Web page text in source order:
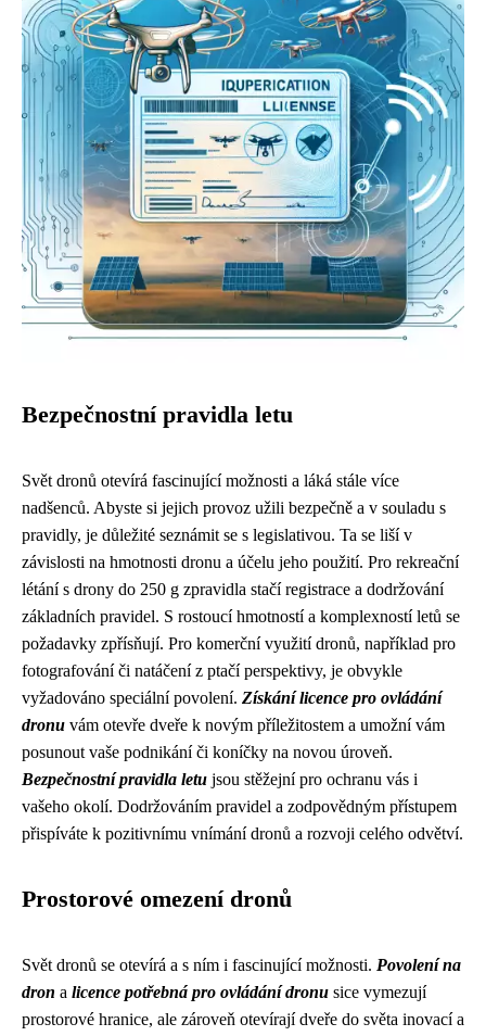
Bezpečnostní pravidla letu
Svět dronů otevírá fascinující možnosti a láká stále více
nadšenců. Abyste si jejich provoz užili bezpečně a v souladu s
pravidly, je důležité seznámit se s legislativou. Ta se liší v
závislosti na hmotnosti dronu a účelu jeho použití. Pro rekreační
létání s drony do 250 g zpravidla stačí registrace a dodržování
základních pravidel. S rostoucí hmotností a komplexností letů se
požadavky zpřísňují. Pro komerční využití dronů, například pro
fotografování či natáčení z ptačí perspektivy, je obvykle
vyžadováno speciální povolení. Získání licence pro ovládání
dronu vám otevře dveře k novým příležitostem a umožní vám
posunout vaše podnikání či koníčky na novou úroveň.
Bezpečnostní pravidla letu jsou stěžejní pro ochranu vás i
vašeho okolí. Dodržováním pravidel a zodpovědným přístupem
přispíváte k pozitivnímu vnímání dronů a rozvoji celého odvětví.
Prostorové omezení dronů
Svět dronů se otevírá a s ním i fascinující možnosti. Povolení na
dron a licence potřebná pro ovládání dronu sice vymezují
prostorové hranice, ale zároveň otevírají dveře do světa inovací a